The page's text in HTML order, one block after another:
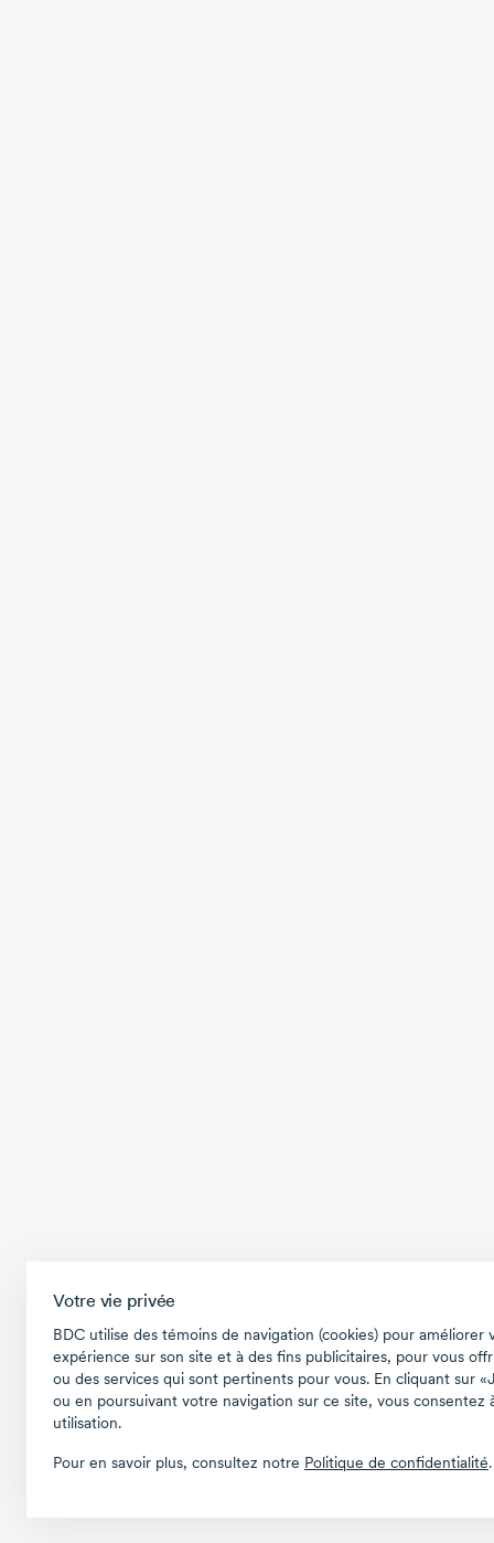
Votre vie privée
BDC utilise des témoins de navigation (cookies) pour améliorer
expérience sur son site et à des fins publicitaires, pour vous
ou des services qui sont pertinents pour vous. En cliquant sur
ou en poursuivant votre navigation sur ce site, vous consentez
utilisation.
Pour en savoir plus, consultez notre Politique de confidentialité.